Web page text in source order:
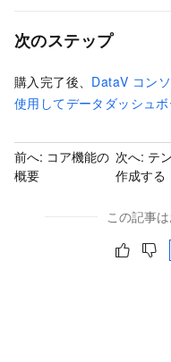
次のステップ
購入完了後、 DataV コン
使用してデータダッシュ
前へ: コア機能の
概要
次へ: テ
作成する
この記事